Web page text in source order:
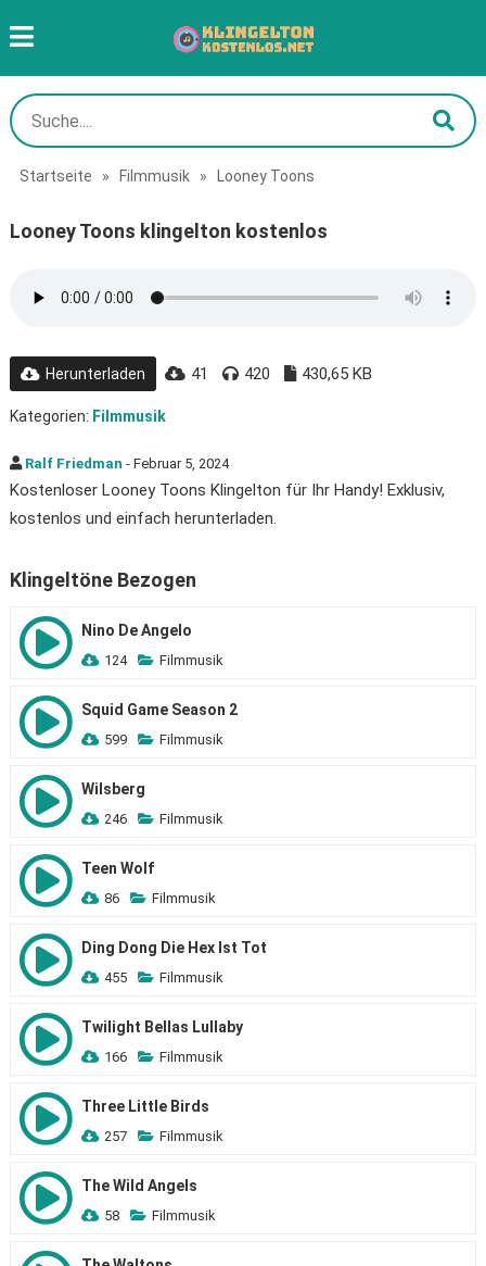
Startseite » Filmmusik » Looney Toons
Looney Toons klingelton kostenlos
Herunterladen 41 420 430,65 KB
Kategorien: Filmmusik
Ralf Friedman - Februar 5, 2024
Kostenloser Looney Toons Klingelton für Ihr Handy! Exklusiv,
kostenlos und einfach herunterladen.
Klingeltöne Bezogen
Nino De Angelo
124 Filmmusik
Squid Game Season 2
599 Filmmusik
Wilsberg
246 Filmmusik
Teen Wolf
86 Filmmusik
Ding Dong Die Hex Ist Tot
455 Filmmusik
Twilight Bellas Lullaby
166 Filmmusik
Three Little Birds
257 Filmmusik
The Wild Angels
58 Filmmusik